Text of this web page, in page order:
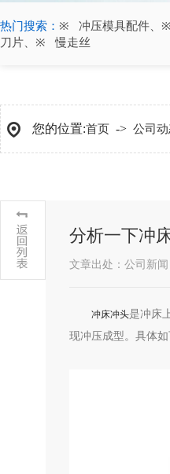
热门搜索： 冲压模具配件
刀片
慢走丝
您的位置:首页 -> 公司
分析一下冲
文章出处：公司新闻
​冲床冲头是冲床
现冲压成型。具体如